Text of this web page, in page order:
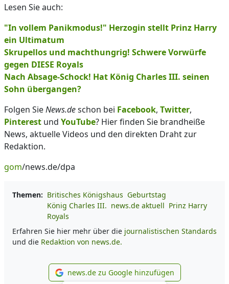
Lesen Sie auch:
"In vollem Panikmodus!" Herzogin stellt Prinz Harry
ein Ultimatum
Skrupellos und machthungrig! Schwere Vorwürfe
gegen DIESE Royals
Nach Absage-Schock! Hat König Charles III. seinen
Sohn übergangen?
Folgen SieNews.deschon bei Facebook, Twitter,
Pinterest und YouTube? Hier finden Sie brandheiße
News, aktuelle Videos und den direkten Draht zur
Redaktion.
gom/news.de/dpa
Themen: Britisches Königshaus Geburtstag
König Charles III. news.de aktuell Prinz Harry
Royals
Erfahren Sie hier mehr über die journalistischen Standards
und die Redaktion von news.de.
news.de zu Google
news.de zu Google hinzufügen